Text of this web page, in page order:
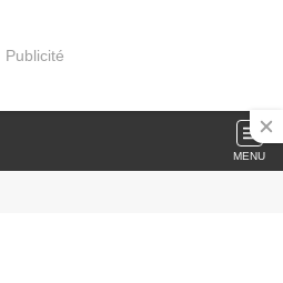
Publicité
MENU